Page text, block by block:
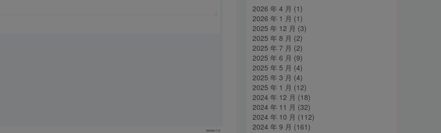
2026 年 4 月 (1)
2026 年 1 月 (1)
2025 年 12 月 (3)
2025 年 8 月 (2)
2025 年 7 月 (2)
2025 年 6 月 (9)
2025 年 5 月 (4)
2025 年 3 月 (4)
2025 年 1 月 (12)
2024 年 12 月 (18)
2024 年 11 月 (32)
2024 年 10 月 (112)
2024 年 9 月 (161)